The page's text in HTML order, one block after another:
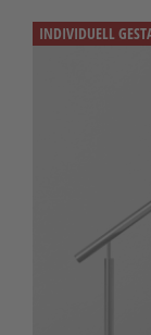
INDIVIDUELL